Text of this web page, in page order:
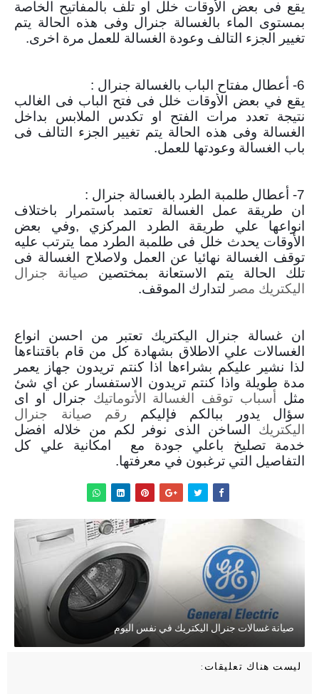
يقع فى بعض الأوقات خلل او تلف بالمفاتيح الخاصة
بمستوى الماء بالغسالة جنرال وفى هذه الحالة يتم
تغيير الجزء التالف وعودة الغسالة للعمل مرة اخرى.
6- أعطال مفتاح الباب بالغسالة جنرال :
يقع في بعض الأوقات خلل فى فتح الباب فى الغالب
نتيجة تعدد مرات الفتح او تكدس الملابس بداخل
الغسالة وفى هذه الحالة يتم تغيير الجزء التالف فى
باب الغسالة وعودتها للعمل.
7- أعطال طلمبة الطرد بالغسالة جنرال :
ان طريقة عمل الغسالة تعتمد باستمرار باختلاف
انواعها علي طريقة الطرد المركزي ,وفي بعض
الأوقات يحدث خلل فى طلمبة الطرد مما يترتب عليه
توقف الغسالة نهائيا عن العمل ولاصلاح الغسالة فى
تلك الحالة يتم الاستعانة بمختصين صيانة جنرال
اليكتريك مصر
لتدارك الموقف.
ان غسالة جنرال اليكتريك تعتبر من احسن انواع
الغسالات علي الاطلاق بشهادة كل من قام باقتناءها
لذا نشير عليكم بشراءها اذا كنتم تريدون جهاز يعمر
مدة طويلة واذا كنتم تريدون الاستفسار عن اي شئ
مثل
أسباب توقف الغسالة الأتوماتيك جنرال او اى
سؤال يدور ببالكم فإليكم رقم صيانة جنرال
اليكتريك الساخن الذى نوفر لكم من خلاله افضل
خدمة تصليخ باعلي جودة مع امكانية علي كل
التفاصيل التي ترغبون في معرفتها.
صيانة غسالات جنرال اليكتريك في نفس اليوم
ليست هناك تعليقات: